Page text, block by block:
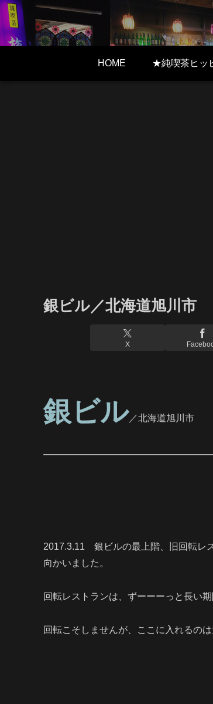
HOME ★純喫茶ヒッ
銀ビル／北海道旭川市
X
銀ビル ／北海道旭川市
2017.3.11 銀ビルの最上階、旧回転レ
向かいました。
回転レストランは、ずーーーっと長い
回転こそしませんが、ここに入れるのは